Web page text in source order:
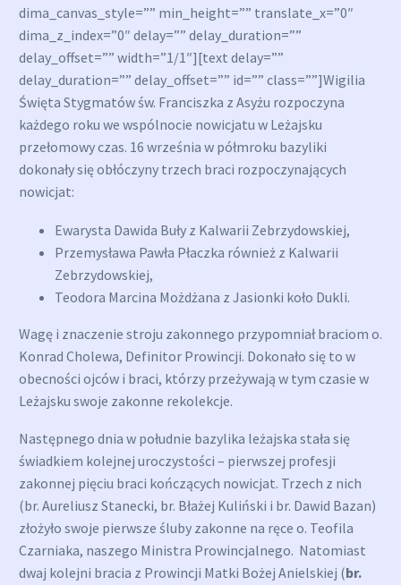
dima_canvas_style=”” min_height=”” translate_x=”0″
dima_z_index=”0″ delay=”” delay_duration=””
delay_offset=”” width=”1/1″][text delay=””
delay_duration=”” delay_offset=”” id=”” class=””]Wigilia
Święta Stygmatów św. Franciszka z Asyżu rozpoczyna
każdego roku we wspólnocie nowicjatu w Leżajsku
przełomowy czas. 16 września w półmroku bazyliki
dokonały się obłóczyny trzech braci rozpoczynających
nowicjat:
Ewarysta Dawida Buły z Kalwarii Zebrzydowskiej,
Przemysława Pawła Płaczka również z Kalwarii
Zebrzydowskiej,
Teodora Marcina Możdżana z Jasionki koło Dukli.
Wagę i znaczenie stroju zakonnego przypomniał braciom o.
Konrad Cholewa, Definitor Prowincji. Dokonało się to w
obecności ojców i braci, którzy przeżywają w tym czasie w
Leżajsku swoje zakonne rekolekcje.
Następnego dnia w południe bazylika leżajska stała się
świadkiem kolejnej uroczystości – pierwszej profesji
zakonnej pięciu braci kończących nowicjat. Trzech z nich
(br. Aureliusz Stanecki, br. Błażej Kuliński i br. Dawid Bazan)
złożyło swoje pierwsze śluby zakonne na ręce o. Teofila
Czarniaka, naszego Ministra Prowincjalnego. Natomiast
dwaj kolejni bracia z Prowincji Matki Bożej Anielskiej (br.